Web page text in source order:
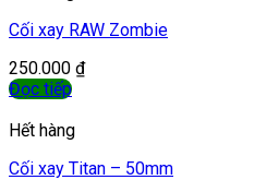
Cối xay RAW Zombie
250.000 ₫
Đọc tiếp
Hết hàng
Cối xay Titan – 50mm